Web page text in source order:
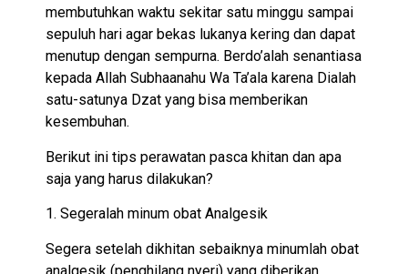
membutuhkan waktu sekitar satu minggu sampai
sepuluh hari agar bekas lukanya kering dan dapat
menutup dengan sempurna. Berdo’alah senantiasa
kepada Allah Subhaanahu Wa Ta’ala karena Dialah
satu-satunya Dzat yang bisa memberikan
kesembuhan.
Berikut ini tips perawatan pasca khitan dan apa
saja yang harus dilakukan?
1. Segeralah minum obat Analgesik
Segera setelah dikhitan sebaiknya minumlah obat
analgesik (penghilang nyeri) yang diberikan